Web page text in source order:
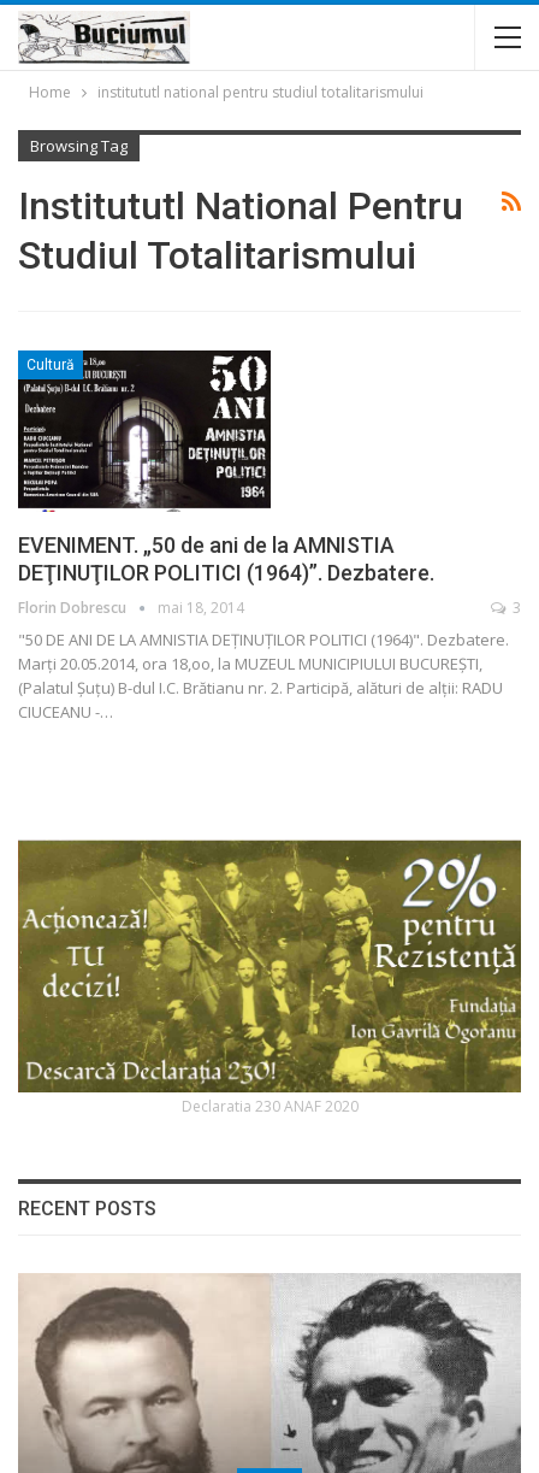
Home institututl national pentru studiul totalitarismului
Browsing Tag
Institututl National Pentru
Studiul Totalitarismului
Cultură
EVENIMENT. „50 de ani de la AMNISTIA
DEŢINUŢILOR POLITICI (1964)”. Dezbatere.
Florin Dobrescu mai 18, 2014 3
"50 DE ANI DE LA AMNISTIA DEŢINUŢILOR POLITICI (1964)". Dezbatere.
Marţi 20.05.2014, ora 18,oo, la MUZEUL MUNICIPIULUI BUCUREŞTI,
(Palatul Şuţu) B-dul I.C. Brătianu nr. 2. Participă, alături de alţii: RADU
CIUCEANU -…
Declaratia 230 ANAF 2020
RECENT POSTS